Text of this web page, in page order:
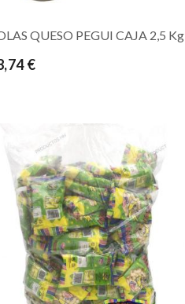
QUESO PEGUI CAJA 2,5 Kg
€